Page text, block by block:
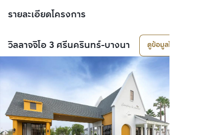
รายละเอียดโครงการ
วิลลาจจิโอ 3 ศรีนครินทร์-บางนา ดูข้อมูลโครงการ